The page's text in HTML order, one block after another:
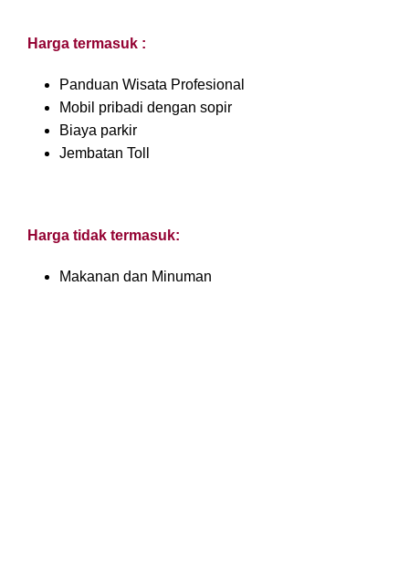
Harga termasuk :
Panduan Wisata Profesional
Mobil pribadi dengan sopir
Biaya parkir
Jembatan Toll
Harga tidak termasuk:
Makanan dan Minuman